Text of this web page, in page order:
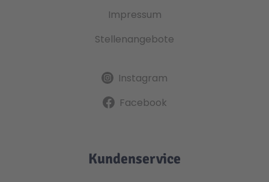
Impressum
Stellenangebote
Instagram
Facebook
Kundenservice